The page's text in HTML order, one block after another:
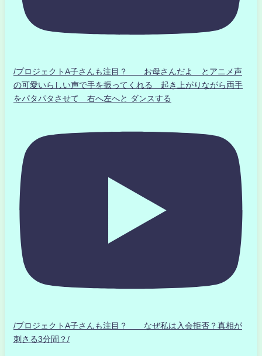
/プロジェクトA子さんも注目？ お母さんだよ とアニメ声
の可愛いらしい声で手を振ってくれる 起き上がりながら両手
をパタパタさせて 右へ左へと ダンスする
/プロジェクトA子さんも注目？ なぜ私は入会拒否？真相が
刺さる3分間？/